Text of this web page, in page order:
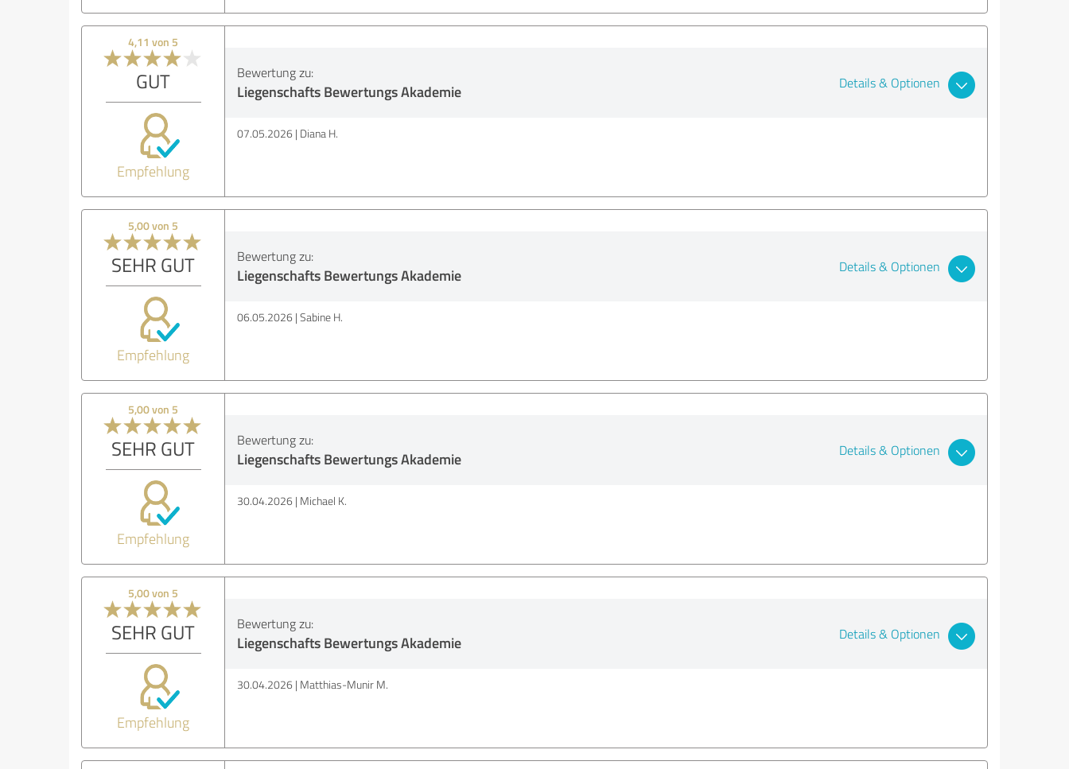
4,11 von 5
GUT
Empfehlung
Bewertung zu:
Liegenschafts Bewertungs Akademie Details & Optionen
07.05.2026 Diana H.
5,00 von 5
SEHR GUT
Empfehlung
Bewertung zu:
Liegenschafts Bewertungs Akademie Details & Optionen
06.05.2026 Sabine H.
5,00 von 5
SEHR GUT
Empfehlung
Bewertung zu:
Liegenschafts Bewertungs Akademie Details & Optionen
30.04.2026 Michael K.
5,00 von 5
SEHR GUT
Empfehlung
Bewertung zu:
Liegenschafts Bewertungs Akademie Details & Optionen
30.04.2026 Matthias-Munir M.